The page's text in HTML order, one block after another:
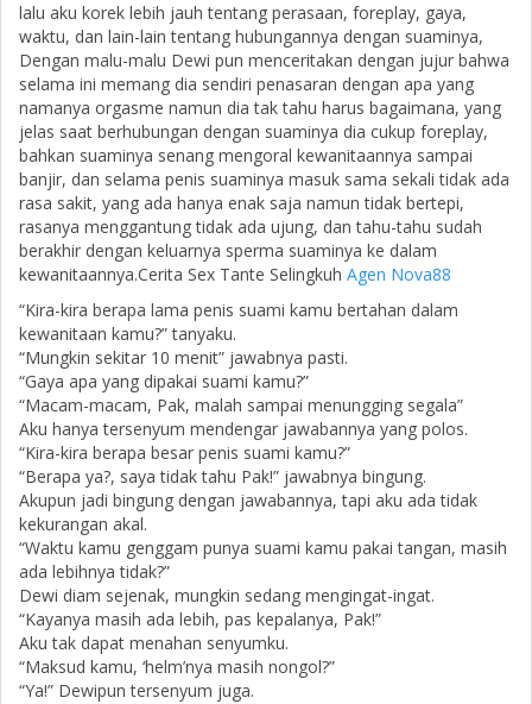
lalu aku korek lebih jauh tentang perasaan, foreplay, gaya,
waktu, dan lain-lain tentang hubungannya dengan suaminya,
Dengan malu-malu Dewi pun menceritakan dengan jujur bahwa
selama ini memang dia sendiri penasaran dengan apa yang
namanya orgasme namun dia tak tahu harus bagaimana, yang
jelas saat berhubungan dengan suaminya dia cukup foreplay,
bahkan suaminya senang mengoral kewanitaannya sampai
banjir, dan selama penis suaminya masuk sama sekali tidak ada
rasa sakit, yang ada hanya enak saja namun tidak bertepi,
rasanya menggantung tidak ada ujung, dan tahu-tahu sudah
berakhir dengan keluarnya sperma suaminya ke dalam
kewanitaannya.Cerita Sex Tante Selingkuh Agen Nova88
“Kira-kira berapa lama penis suami kamu bertahan dalam
kewanitaan kamu?” tanyaku.
“Mungkin sekitar 10 menit” jawabnya pasti.
“Gaya apa yang dipakai suami kamu?”
“Macam-macam, Pak, malah sampai menungging segala”
Aku hanya tersenyum mendengar jawabannya yang polos.
“Kira-kira berapa besar penis suami kamu?”
“Berapa ya?, saya tidak tahu Pak!” jawabnya bingung.
Akupun jadi bingung dengan jawabannya, tapi aku ada tidak
kekurangan akal.
“Waktu kamu genggam punya suami kamu pakai tangan, masih
ada lebihnya tidak?”
Dewi diam sejenak, mungkin sedang mengingat-ingat.
“Kayanya masih ada lebih, pas kepalanya, Pak!”
Aku tak dapat menahan senyumku.
“Maksud kamu, ‘helm’nya masih nongol?”
“Ya!” Dewipun tersenyum juga.